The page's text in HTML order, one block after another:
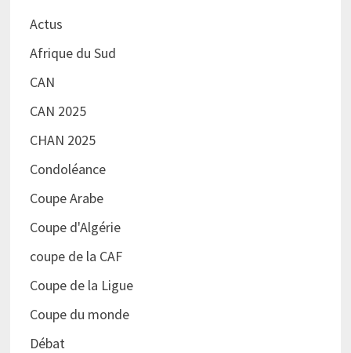
Actus
Afrique du Sud
CAN
CAN 2025
CHAN 2025
Condoléance
Coupe Arabe
Coupe d'Algérie
coupe de la CAF
Coupe de la Ligue
Coupe du monde
Débat